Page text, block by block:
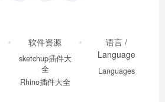
软件资源
sketchup插件大
全
Rhino插件大全
语言 /
Language
Languages